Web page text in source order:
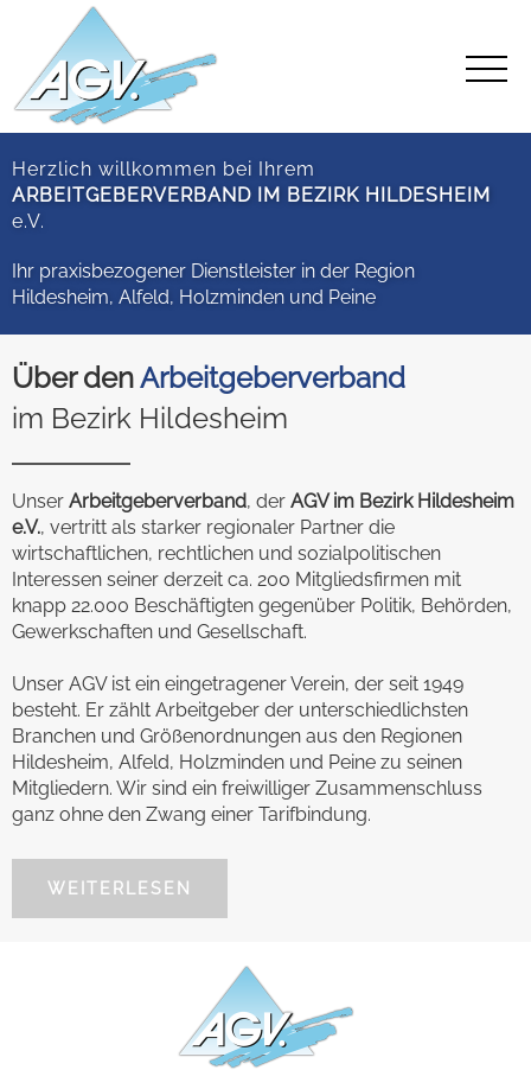
Herzlich willkommen bei Ihrem
ARBEITGEBERVERBAND IM BEZIRK HILDESHEIM
e.V.
Ihr praxisbezogener Dienstleister in der Region
Hildesheim, Alfeld, Holzminden und Peine
Über denArbeitgeberverband
im Bezirk Hildesheim
Unser Arbeitgeberverband, der AGV im Bezirk Hildesheim
e.V., vertritt als starker regionaler Partner die
wirtschaftlichen, rechtlichen und sozialpolitischen
Interessen seiner derzeit ca. 200 Mitgliedsfirmen mit
knapp 22.000 Beschäftigten gegenüber Politik, Behörden,
Gewerkschaften und Gesellschaft.
Unser AGV ist ein eingetragener Verein, der seit 1949
besteht. Er zählt Arbeitgeber der unterschiedlichsten
Branchen und Größenordnungen aus den Regionen
Hildesheim, Alfeld, Holzminden und Peine zu seinen
Mitgliedern. Wir sind ein freiwilliger Zusammenschluss
ganz ohne den Zwang einer Tarifbindung.
WEITERLESEN